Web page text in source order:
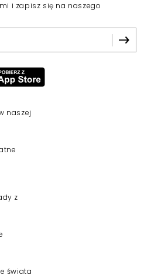
i zapisz się na naszego
naszej
z
świata